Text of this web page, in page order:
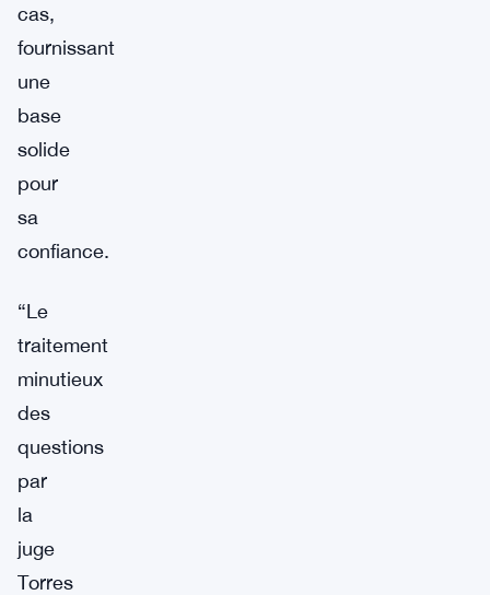
cas,
fournissant
une
base
solide
pour
sa
confiance.
“Le
traitement
minutieux
des
questions
par
la
juge
Torres